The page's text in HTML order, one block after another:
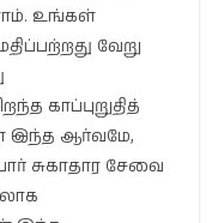
உங்கள்
வேறு
காப்புறுதித்
இந்த ஆர்வமே,
சுகாதார சேவை